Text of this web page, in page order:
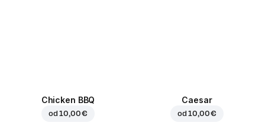
Chicken BBQ
od10,00 €
Caesar
od10,00 €